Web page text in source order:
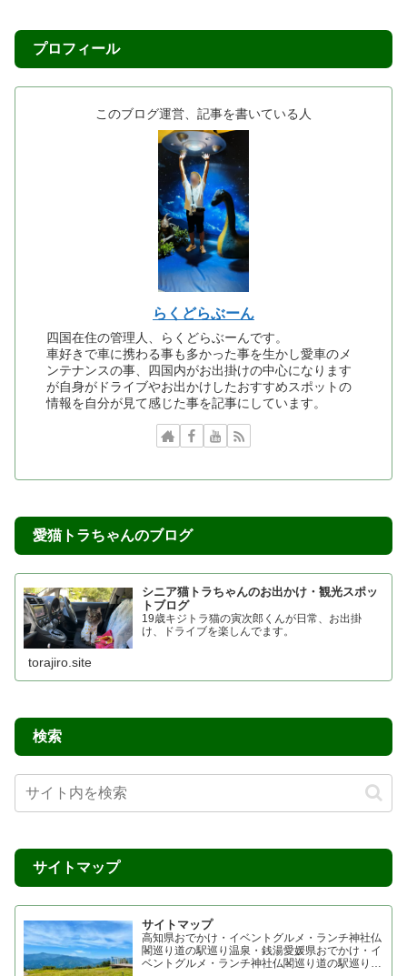
プロフィール
このブログ運営、記事を書いている人
らくどらぶーん
四国在住の管理人、らくどらぶーんです。
車好きで車に携わる事も多かった事を生かし愛車のメ
ンテナンスの事、四国内がお出掛けの中心になります
が自身がドライブやお出かけしたおすすめスポットの
情報を自分が見て感じた事を記事にしています。
愛猫トラちゃんのブログ
シニア猫トラちゃんのお出かけ・観光スポッ
トブログ
19歳キジトラ猫の寅次郎くんが日常、お出掛
け、ドライブを楽しんでます。
torajiro.site
検索
サイトマップ
サイトマップ
高知県おでかけ・イベントグルメ・ランチ神社仏
閣巡り道の駅巡り温泉・銭湯愛媛県おでかけ・イ
ベントグルメ・ランチ神社仏閣巡り道の駅巡り温